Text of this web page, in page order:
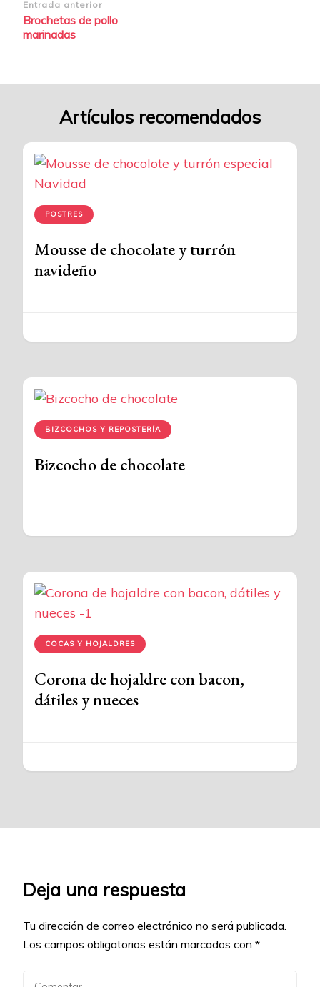
Navegación
de
Entrada anterior
Brochetas de pollo
marinadas
Artículos recomendados
POSTRES
Mousse de chocolate y turrón
navideño
BIZCOCHOS Y REPOSTERÍA
Bizcocho de chocolate
COCAS Y HOJALDRES
Corona de hojaldre con bacon,
dátiles y nueces
Deja una respuesta
Tu dirección de correo electrónico no será publicada.
Los campos obligatorios están marcados con *